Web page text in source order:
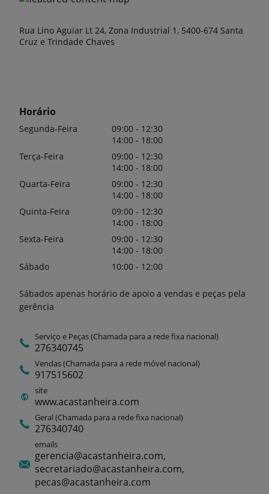
Rua Lino Aguiar Lt 24, Zona Industrial 1, 5400-674 Santa
Cruz e Trindade Chaves
Horário
Segunda-Feira
09:00 - 12:30
14:00 - 18:00
Terça-Feira
09:00 - 12:30
14:00 - 18:00
Quarta-Feira
09:00 - 12:30
14:00 - 18:00
Quinta-Feira
09:00 - 12:30
14:00 - 18:00
Sexta-Feira
09:00 - 12:30
14:00 - 18:00
Sábado
10:00 - 12:00
Sábados apenas horário de apoio a vendas e peças pela
gerência
Serviço e Peças (Chamada para a rede fixa nacional)
276340745
Vendas (Chamada para a rede móvel nacional)
917515602
site
www.acastanheira.com
Geral (Chamada para a rede fixa nacional)
276340740
emails
gerencia@acastanheira.com,
secretariado@acastanheira.com,
pecas@acastanheira.com